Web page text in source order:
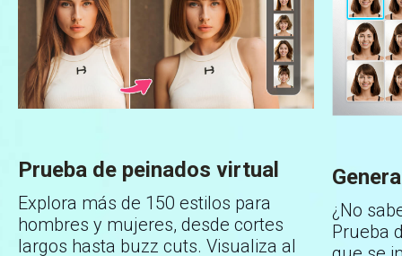
Prueba de peinados virtual
Explora más de 150 estilos para
hombres y mujeres, desde cortes
largos hasta buzz cuts. Visualiza al
¿No
Prueba